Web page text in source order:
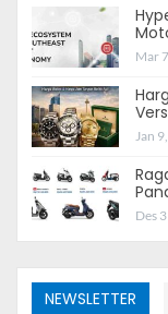
Pajak mobil lima
mobil untuk
pembayaran
opsi ini sebagai
mengurangi
memberikan
Cara
Mobil 5
Menghitung
Mar
Jan
Des
NEWSLETTER